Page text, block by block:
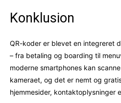
Konklusion
QR-koder er blevet en integreret
– fra betaling og boarding til
moderne smartphones kan
kameraet, og det er nemt og
hjemmesider, kontaktoplysninger